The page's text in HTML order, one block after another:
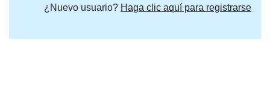
¿Nuevo usuario? Haga clic aquí para registrarse